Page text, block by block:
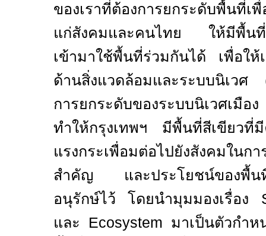
ของเราที่ต้องการยกระดับพื้นที่
แก่สังคมและคนไทย ให้มีพื้นที่
เข้ามาใช้พื้นที่ร่วมกันได้ เพื่อให้
ด้านสิ่งแวดล้อมและระบบนิเวศ
การยกระดับของระบบนิเวศเมือ
ทำให้กรุงเทพฯ มีพื้นที่สีเขียว
แรงกระเพื่อมต่อไปยังสังคมในก
สำคัญ และประโยชน์ของพื้นที่
อนุรักษ์ไว้โดยนำมุมมองเรื่อง
และ Ecosystem มาเป็นตัวกำ